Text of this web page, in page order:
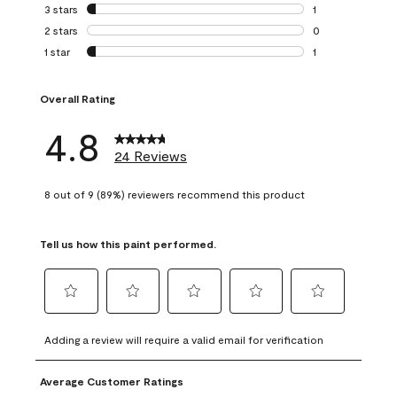
0 reviews with 4
3 stars stars
1
1 review with 3
2 stars stars
0
0 reviews with 2
1 star stars
1
Overall Rating
4.8 24 Reviews
8 out of 9 (89%) reviewers recommend this product
Tell us how this paint performed.
to
rate
the
item
to
rate
the
to
rate
the
item
to
rate
to
rate
Adding a review will require a valid email for verification
Average Customer Ratings